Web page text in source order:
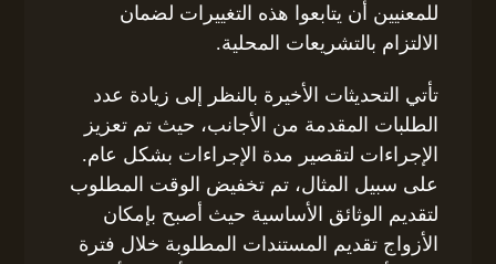
للمعنيين أن يتابعوا هذه التغييرات لضمان
الالتزام بالتشريعات المحلية.
تأتي التحديثات الأخيرة بالنظر إلى زيادة عدد
الطلبات المقدمة من الأجانب، حيث تم تعزيز
الإجراءات لتقصير مدة الإجراءات بشكل عام.
على سبيل المثال، تم تخفيض الوقت المطلوب
لتقديم الوثائق الأساسية حيث أصبح بإمكان
الأزواج تقديم المستندات المطلوبة خلال فترة